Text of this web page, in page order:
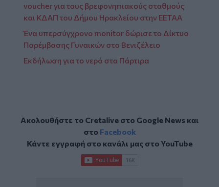
voucher για τους βρεφονηπιακούς σταθμούς
και ΚΔΑΠ του Δήμου Ηρακλείου στην ΕΕΤΑΑ
Ένα υπερσύγχρονο monitor δώρισε το Δίκτυο
Παρέμβασης Γυναικών στο Βενιζέλειο
Εκδήλωση για το νερό στα Πάρτιρα
Ακολουθήστε το Cretalive στο Google Newsκαι
στο Facebook
Κάντε εγγραφή στο κανάλι μας στοYouTube